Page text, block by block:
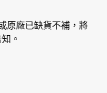
原廠已缺貨不補，將
。